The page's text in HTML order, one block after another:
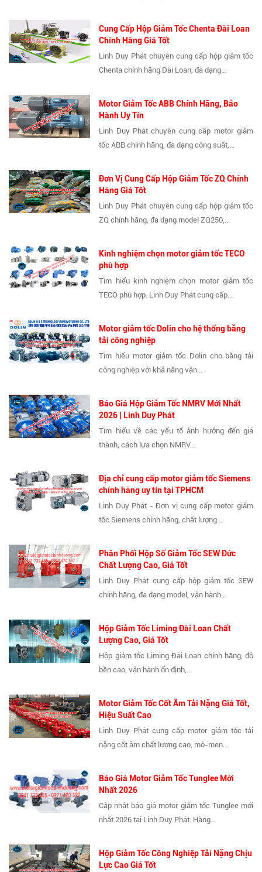
Cung Cấp Hộp Giảm Tốc Chenta Đài Loan
Chính Hãng Giá Tốt
Linh Duy Phát chuyên cung cấp hộp giảm tốc
Chenta chính hãng Đài Loan, đa dạng...
Motor Giảm Tốc ABB Chính Hãng, Bảo
Hành Uy Tín
Linh Duy Phát chuyên cung cấp motor giảm
tốc ABB chính hãng, đa dạng công suất,...
Đơn Vị Cung Cấp Hộp Giảm Tốc ZQ Chính
Hãng Giá Tốt
Linh Duy Phát chuyên cung cấp hộp giảm tốc
ZQ chính hãng, đa dạng model ZQ250,...
Kinh nghiệm chọn motor giảm tốc TECO
phù hợp
Tìm hiểu kinh nghiệm chọn motor giảm tốc
TECO phù hợp. Linh Duy Phát cung cấp...
Motor giảm tốc Dolin cho hệ thống băng
tải công nghiệp
Tìm hiểu motor giảm tốc Dolin cho băng tải
công nghiệp với khả năng vận...
Báo Giá Hộp Giảm Tốc NMRV Mới Nhất
2026 | Linh Duy Phát
Tìm hiểu về các yếu tố ảnh hưởng đến giá
thành, cách lựa chọn NMRV...
Địa chỉ cung cấp motor giảm tốc Siemens
chính hãng uy tín tại TPHCM
Linh Duy Phát - Đơn vị cung cấp motor giảm
tốc Siemens chính hãng, chất lượng...
Phân Phối Hộp Số Giảm Tốc SEW Đức
Chất Lượng Cao, Giá Tốt
Linh Duy Phát cung cấp hộp giảm tốc SEW
chính hãng, đa dạng model, vận hành...
Hộp Giảm Tốc Liming Đài Loan Chất
Lượng Cao, Giá Tốt
Hộp giảm tốc Liming Đài Loan chính hãng, độ
bền cao, vận hành ổn định,...
Motor Giảm Tốc Cốt Âm Tải Nặng Giá Tốt,
Hiệu Suất Cao
Linh Duy Phát cung cấp motor giảm tốc tải
nặng cốt âm chất lượng cao, mô-men...
Báo Giá Motor Giảm Tốc Tunglee Mới
Nhất 2026
Cập nhật báo giá motor giảm tốc Tunglee mới
nhất 2026 tại Linh Duy Phát. Hàng...
Hộp Giảm Tốc Công Nghiệp Tải Nặng Chịu
Lực Cao Giá Tốt